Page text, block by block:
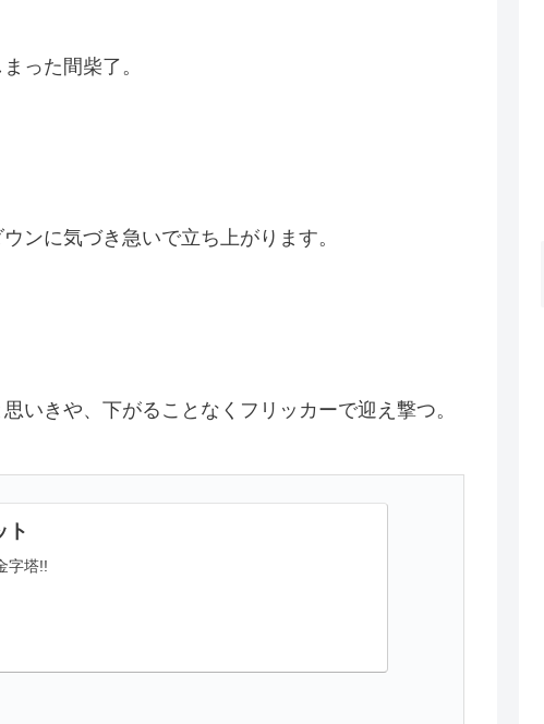
った間柴了。
ンに気づき急いで立ち上がります。
いきや、下がることなくフリッカーで迎え撃つ。
ト
字塔!!